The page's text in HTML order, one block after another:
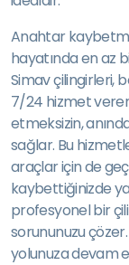
Anahtar
hayatında en az
Simav çilingirleri,
7/24 hizmet
etmeksizin,
sağlar. Bu
araçlar için de
kaybettiğinizde
profesyonel bir
sorununuzu
yolunuza devam